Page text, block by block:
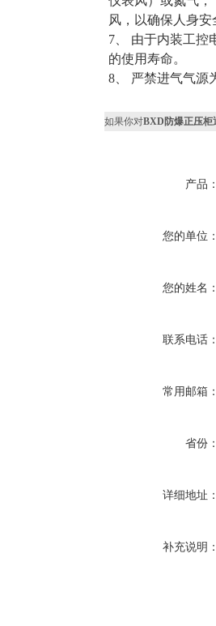
风，以确保人身安
7、 由于内装工控
的使用寿命。
8、 严禁进气气源
如果你对BXD防爆正压柜
产品
您的单位
您的姓名
联系电话
常用邮箱
省份
详细地址
补充说明